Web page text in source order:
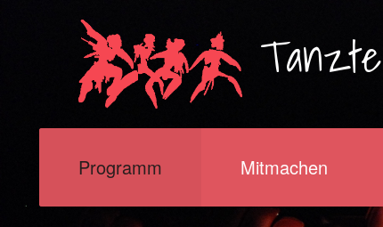
Programm Mitmachen